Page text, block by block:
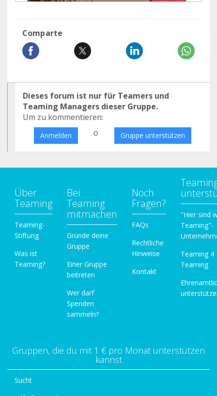
Comparte
Dieses forum ist nur für Teamers und
Teaming Managers dieser Gruppe.
Um zu kommentieren:
Anmelden o Gruppe unterstützen
Über
Teaming
Teaming-
Stiftung
Was ist
Teaming?
Bei
Teaming
mitmachen
Gründe deine
Gruppe
Einer Gruppe
beitreten
Wer darf
Spenden
sammeln?
Noch
Fragen?
FAQs
Rechtliche
Hinweise
Kontakt
"Hier sind
Teaming"-
Teaming 4
Teaming
Gruppen, die du mit 1 € pro Monat unterstützen
kannst
Sucht